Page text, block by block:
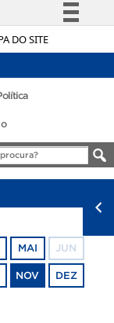
DO SITE
informação
MAI JUN
NOV DEZ